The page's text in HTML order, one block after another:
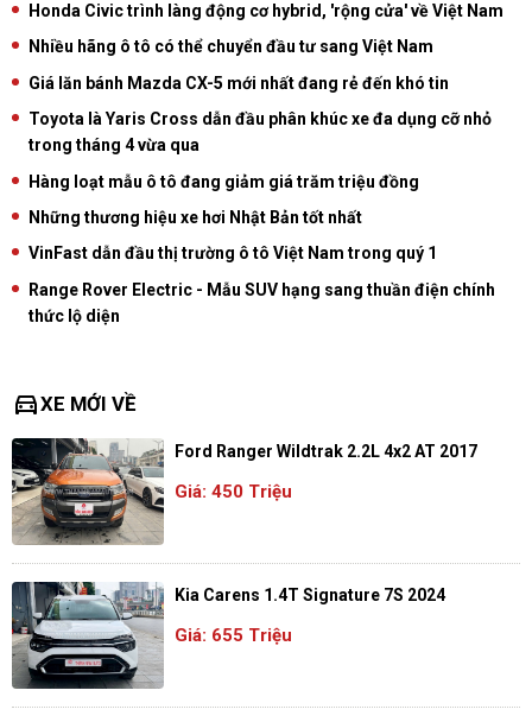
Honda Civic trình làng động cơ hybrid, 'rộng cửa' về Việt Nam
Nhiều hãng ô tô có thể chuyển đầu tư sang Việt Nam
Giá lăn bánh Mazda CX-5 mới nhất đang rẻ đến khó tin
Toyota là Yaris Cross dẫn đầu phân khúc xe đa dụng cỡ nhỏ
trong tháng 4 vừa qua
Hàng loạt mẫu ô tô đang giảm giá trăm triệu đồng
Những thương hiệu xe hơi Nhật Bản tốt nhất
VinFast dẫn đầu thị trường ô tô Việt Nam trong quý 1
Range Rover Electric - Mẫu SUV hạng sang thuần điện chính
thức lộ diện
directions_carXE MỚI VỀ
Ford Ranger Wildtrak 2.2L 4x2 AT 2017
Giá: 450 Triệu
Kia Carens 1.4T Signature 7S 2024
Giá: 655 Triệu